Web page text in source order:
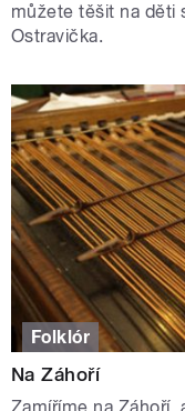
můžete těšit na děti
Ostravička.
Folklór
Na Záhoří
Zamíříme na Záhoří,